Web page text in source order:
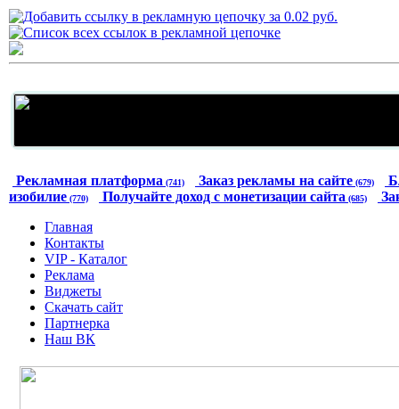
Рекламная платформа (741) Заказ рекламы на сайте (679)
изобилие (770) Получайте доход с монетизации сайта (685)
Главная
Контакты
VIP - Каталог
Реклама
Виджеты
Скачать сайт
Партнерка
Наш ВК